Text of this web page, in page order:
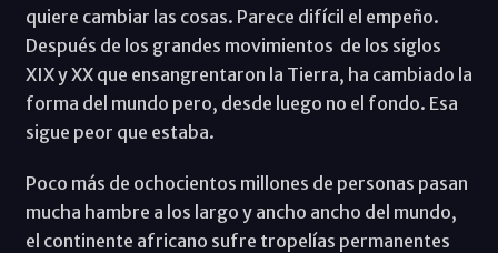
quiere cambiar las cosas. Parece difícil el empeño.
Después de los grandes movimientos de los siglos
XIX y XX que ensangrentaron la Tierra, ha cambiado la
forma del mundo pero, desde luego no el fondo. Esa
sigue peor que estaba.
Poco más de ochocientos millones de personas pasan
mucha hambre a los largo y ancho ancho del mundo,
el continente africano sufre tropelías permanentes